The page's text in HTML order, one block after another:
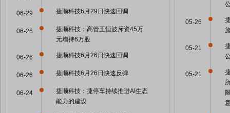
捷顺科技6月29日快速回调
06-29
捷顺科技：高管王恒波斥资45万
元增持6万股
06-26
捷顺科技6月26日快速回调
06-26
捷顺科技6月26日快速反弹
06-26
捷顺科技：捷停车持续推进AI生态
能力的建设
06-24
05-26
05-21
05-21